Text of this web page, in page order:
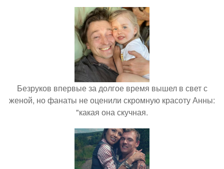
Безруков впервые за долгое время вышел в свет с
женой, но фанаты не оценили скромную красоту Анны:
"какая она скучная.